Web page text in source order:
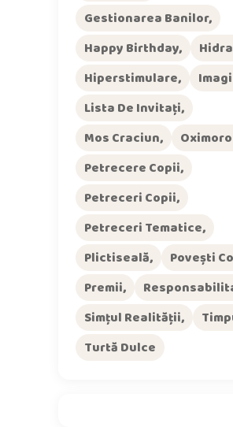
Gestionarea Banilor
Happy Birthday
Hiperstimulare
Lista De Invitați
Mos Craciun
Petrecere Copii
Petreceri Copii
Petreceri Tematice
Plictiseală
Povești
Premii
Simțul Realității
Turtă Dulce